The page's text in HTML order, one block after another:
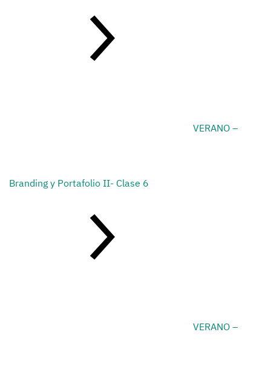
VERANO –
Branding y Portafolio II- Clase 6
VERANO –